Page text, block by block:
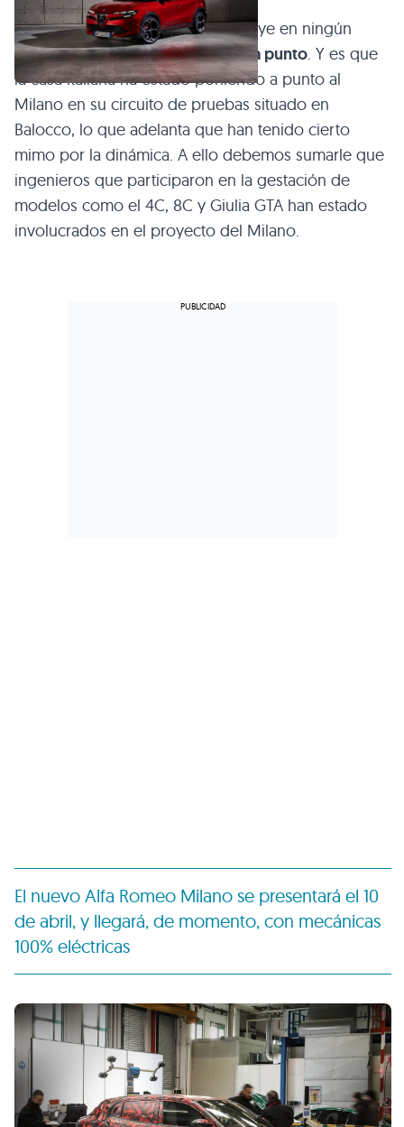
Mientras que la estética no se intuye en ningún
aspecto,sí que lo hace su puesta a punto. Y es que
la casa italiana ha estado poniendo a punto al
Milano en su circuito de pruebas situado en
Balocco, lo que adelanta que han tenido cierto
mimo por la dinámica. A ello debemos sumarle que
ingenieros que participaron en la gestación de
modelos como el 4C, 8C y Giulia GTA han estado
involucrados en el proyecto del Milano.
El nuevo Alfa Romeo Milano se presentará el 10
de abril, y llegará, de momento, con mecánicas
100% eléctricas